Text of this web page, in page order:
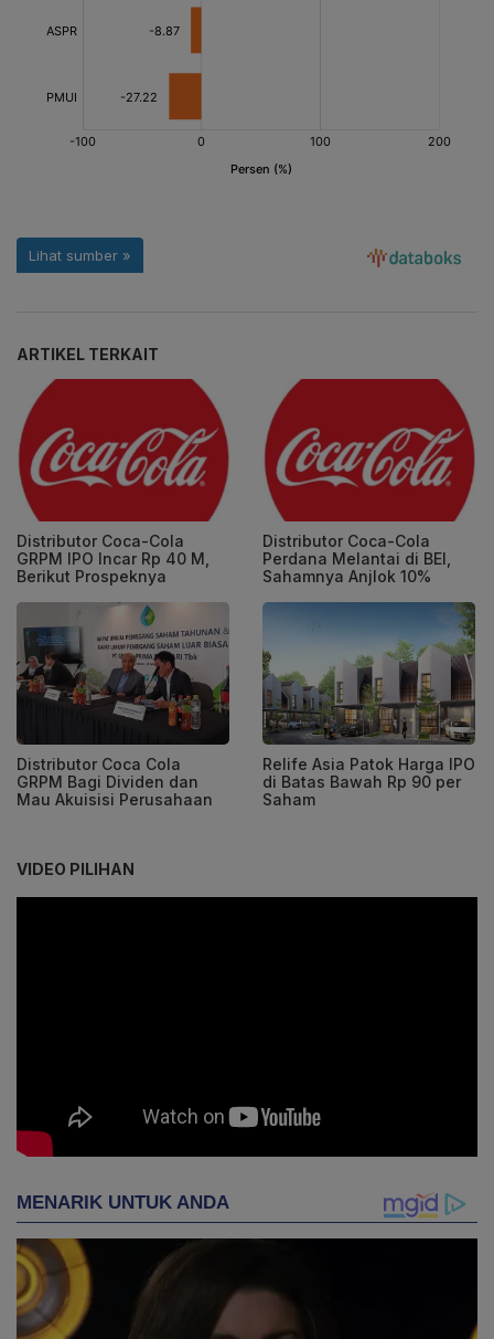
ARTIKEL TERKAIT
Distributor Coca-Cola
GRPM IPO Incar Rp 40 M,
Berikut Prospeknya
Distributor Coca-Cola
Perdana Melantai di BEI,
Sahamnya Anjlok 10%
Distributor Coca Cola
GRPM Bagi Dividen dan
Mau Akuisisi Perusahaan
Relife Asia Patok Harga IPO
di Batas Bawah Rp 90 per
Saham
VIDEO PILIHAN